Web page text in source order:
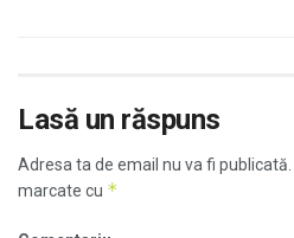
Lasă un răspuns
Adresa ta de email nu va fi publicată.
marcate cu *